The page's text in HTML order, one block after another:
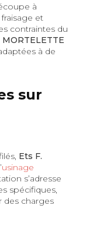
à
et
contraintes du
MORTELETTE
à de
sur
Ets F.
usinage
s’adresse
spécifiques,
des charges